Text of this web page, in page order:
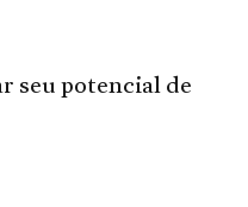
seu potencial de